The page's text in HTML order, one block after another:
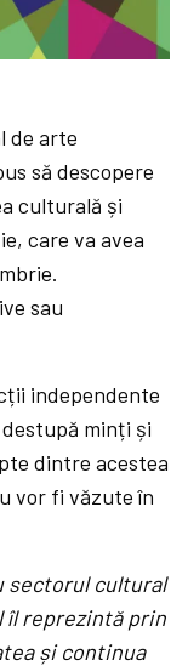
de arte
să descopere
culturală și
care va avea
sau
independente
minți și
dintre acestea
vor fi văzute în
sectorul cultural
îl reprezintă prin
și continua